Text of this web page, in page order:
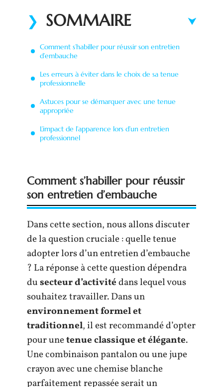
SOMMAIRE
Comment s’habiller pour réussir son entretien
d’embauche
Les erreurs à éviter dans le choix de sa tenue
professionnelle
Astuces pour se démarquer avec une tenue
appropriée
L’impact de l’apparence lors d’un entretien
professionnel
Comment s’habiller pour réussir
son entretien d’embauche
Dans cette section, nous allons discuter
de la question cruciale : quelle tenue
adopter lors d’un entretien d’embauche
? La réponse à cette question dépendra
dusecteur d’activitédans lequel vous
souhaitez travailler. Dans un
environnement formel et
traditionnel, il est recommandé d’opter
pour unetenue classique et élégante.
Une combinaison pantalon ou une jupe
crayon avec une chemise blanche
parfaitement repassée serait un